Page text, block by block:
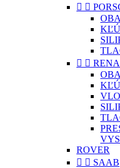
 
 
ROVER
  SAAB